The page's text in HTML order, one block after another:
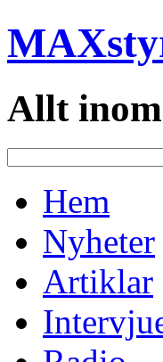
Allt
Hem
Nyheter
Artiklar